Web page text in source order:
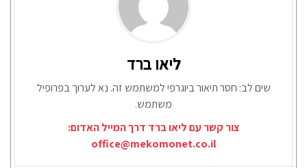
ליאו ברד
שים לב: חסר תיאור ביוגרפי למשתמש זה. נא לערוך בפרופיל
משתמש.
צור קשר עם ליאו ברד דרך המייל האדום:
office@mekomonet.co.il